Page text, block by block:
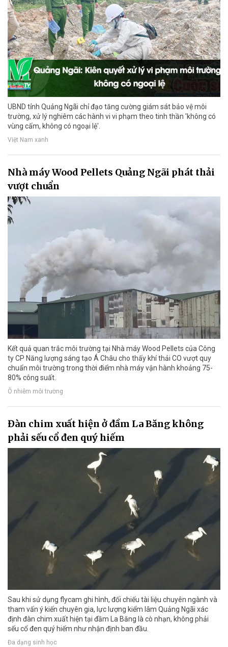
UBND tỉnh Quảng Ngãi chỉ đạo tăng cường giám sát bảo vệ môi
trường, xử lý nghiêm các hành vi vi phạm theo tinh thần 'không có
vùng cấm, không có ngoại lệ'.
Việt Nam xanh
Nhà máy Wood Pellets Quảng Ngãi phát thải
vượt chuẩn
Kết quả quan trắc môi trường tại Nhà máy Wood Pellets của Công
ty CP Năng lượng sáng tạo Á Châu cho thấy khí thải CO vượt quy
chuẩn môi trường trong thời điểm nhà máy vận hành khoảng 75-
80% công suất.
Ô nhiễm môi trường
Đàn chim xuất hiện ở đầm La Băng không
phải sếu cổ đen quý hiếm
Sau khi sử dụng flycam ghi hình, đối chiếu tài liệu chuyên ngành và
tham vấn ý kiến chuyên gia, lực lượng kiểm lâm Quảng Ngãi xác
định đàn chim xuất hiện tại đầm La Băng là cò nhạn, không phải
sếu cổ đen quý hiếm như nhận định ban đầu.
Đa dạng sinh học